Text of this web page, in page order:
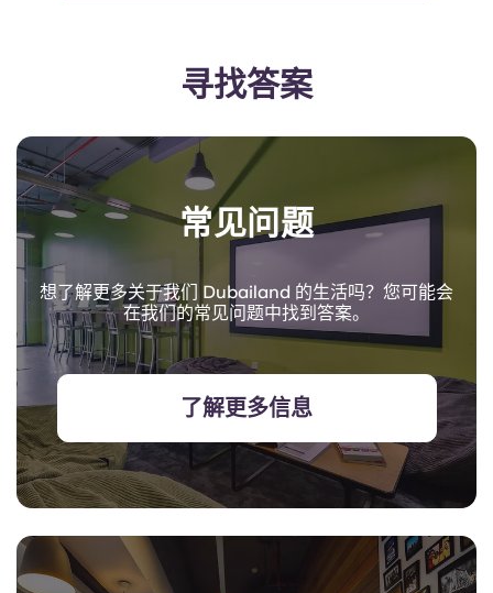
寻找答案
常见问题
想了解更多关于我们 Dubailand 的生活吗？您可能会
在我们的常见问题中找到答案。
了解更多信息